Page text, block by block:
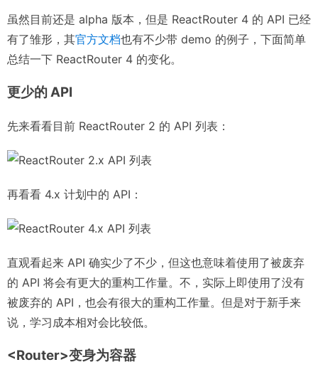
虽然目前还是 alpha 版本，但是 ReactRouter 4 的 API 已经
有了雏形，其官方文档也有不少带 demo 的例子，下面简单
总结一下 ReactRouter 4 的变化。
更少的 API
先来看看目前 ReactRouter 2 的 API 列表：
再看看 4.x 计划中的 API：
直观看起来 API 确实少了不少，但这也意味着使用了被废弃
的 API 将会有更大的重构工作量。不，实际上即使用了没有
被废弃的 API，也会有很大的重构工作量。但是对于新手来
说，学习成本相对会比较低。
<Router>变身为容器